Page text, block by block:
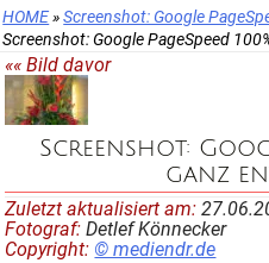
HOME»Screenshot: Google
Screenshot: Google PageSpeed
«« Bild davor
Screenshot:
ganz
Zuletzt aktualisiert am:
Fotograf:Detlef Könnecker
Copyright: © mediendr.de